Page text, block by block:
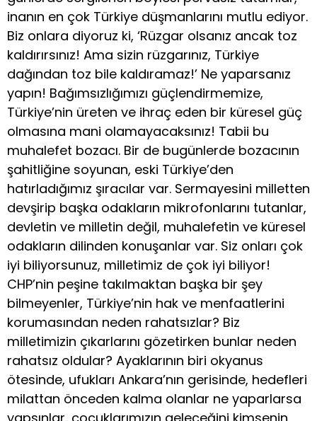
inanın en çok Türkiye düşmanlarını mutlu ediyor.
Biz onlara diyoruz ki, ‘Rüzgar olsanız ancak toz
kaldırırsınız! Ama sizin rüzgarınız, Türkiye
dağından toz bile kaldıramaz!’ Ne yaparsanız
yapın! Bağımsızlığımızı güçlendirmemize,
Türkiye’nin üreten ve ihraç eden bir küresel güç
olmasına mani olamayacaksınız! Tabii bu
muhalefet bozacı. Bir de bugünlerde bozacının
şahitliğine soyunan, eski Türkiye’den
hatırladığımız şıracılar var. Sermayesini milletten
devşirip başka odakların mikrofonlarını tutanlar,
devletin ve milletin değil, muhalefetin ve küresel
odakların dilinden konuşanlar var. Siz onları çok
iyi biliyorsunuz, milletimiz de çok iyi biliyor!
CHP’nin peşine takılmaktan başka bir şey
bilmeyenler, Türkiye’nin hak ve menfaatlerini
korumasından neden rahatsızlar? Biz
milletimizin çıkarlarını gözetirken bunlar neden
rahatsız oldular? Ayaklarının biri okyanus
ötesinde, ufukları Ankara’nın gerisinde, hedefleri
milattan önceden kalma olanlar ne yaparlarsa